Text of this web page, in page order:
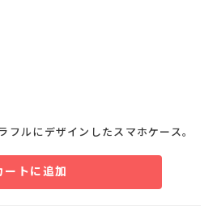
フルにデザインしたスマホケース。
ートに追加